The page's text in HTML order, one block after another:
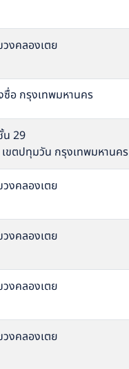
งคลองเตย
ซื่อ กรุงเทพมหานคร
น 29
ขตปทุมวัน กรุงเทพมหานคร
งคลองเตย
งคลองเตย
งคลองเตย
งคลองเตย